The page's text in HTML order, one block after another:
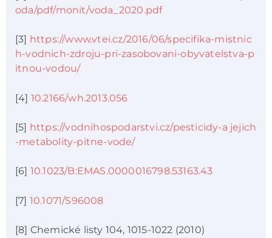
oda/pdf/monit/voda_2020.pdf
[3] https://www.vtei.cz/2016/06/specifika-mistnic
h-vodnich-zdroju-pri-zasobovani-obyvatelstva-p
itnou-vodou/
[4] 10.2166/wh.2013.056
[5] https://vodnihospodarstvi.cz/pesticidy-a jejich
-metabolity-pitne-vode/
[6] 10.1023/B:EMAS.0000016798.53163.43
[7] 10.1071/S96008
[8] Chemické listy 104, 1015-1022 (2010)